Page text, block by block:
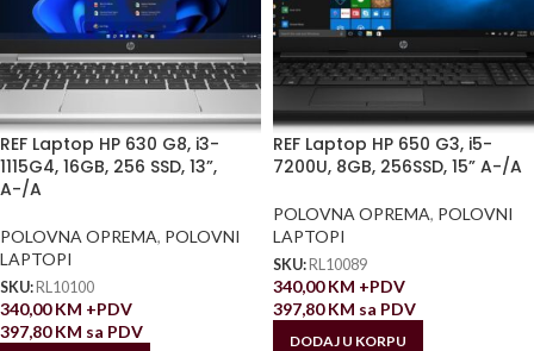
REF Laptop HP 630 G8, i3-
1115G4, 16GB, 256 SSD, 13”,
A-/A
POLOVNA OPREMA, POLOVNI
LAPTOPI
SKU: RL10100
340,00KM +PDV
397,80KM sa PDV
REF Laptop HP 650 G3, i5-
7200U, 8GB, 256SSD, 15” A-/A
POLOVNA OPREMA, POLOVNI
LAPTOPI
SKU: RL10089
340,00KM +PDV
397,80KM sa PDV
DODAJ U KORPU